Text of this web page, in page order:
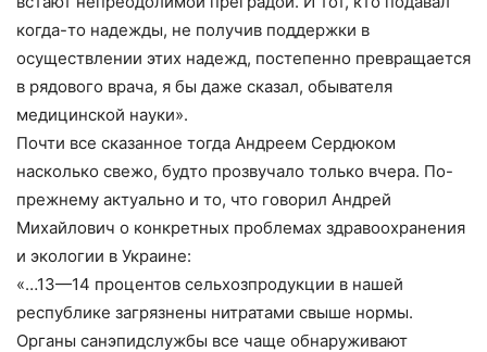
когда-то надежды, не получив поддержки в
осуществлении этих надежд, постепенно превращается
в рядового врача, я бы даже сказал, обывателя
медицинской науки».
Почти все сказанное тогда Андреем Сердюком
насколько свежо, будто прозвучало только вчера. По-
прежнему актуально и то, что говорил Андрей
Михайлович о конкретных проблемах здравоохранения
и экологии в Украине:
«…13—14 процентов сельхозпродукции в нашей
республике загрязнены нитратами свыше нормы.
Органы санэпидслужбы все чаще обнаруживают